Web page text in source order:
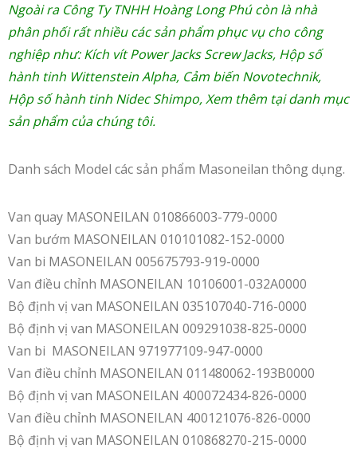
Ngoài ra Công Ty TNHH Hoàng Long Phú còn là nhà
phân phối rất nhiều các sản phẩm phục vụ cho công
nghiệp như:Kích vít Power Jacks Screw Jacks, Hộp số
hành tinh Wittenstein Alpha, Cảm biến Novotechnik,
Hộp số hành tinh Nidec Shimpo, Xem thêm tại danh mục
sản phẩm của chúng tôi.
Danh sách Model các sản phẩm Masoneilan thông dụng.
Van quay MASONEILAN 010866003-779-0000
Van bướm MASONEILAN 010101082-152-0000
Van bi MASONEILAN 005675793-919-0000
Van điều chỉnh MASONEILAN 10106001-032A0000
Bộ định vị van MASONEILAN 035107040-716-0000
Bộ định vị van MASONEILAN 009291038-825-0000
Van bi MASONEILAN 971977109-947-0000
Van điều chỉnh MASONEILAN 011480062-193B0000
Bộ định vị van MASONEILAN 400072434-826-0000
Van điều chỉnh MASONEILAN 400121076-826-0000
Bộ định vị van MASONEILAN 010868270-215-0000